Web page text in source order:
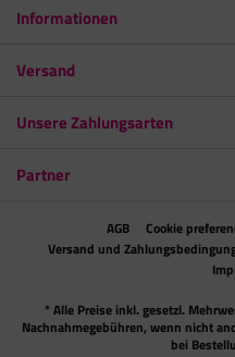
Informationen
Versand
Unsere Zahlungsarten
Partner
AGB Cookie
Versand und
* Alle Preise inkl. gesetzl.
Nachnahmegebühren, wenn nicht
bei